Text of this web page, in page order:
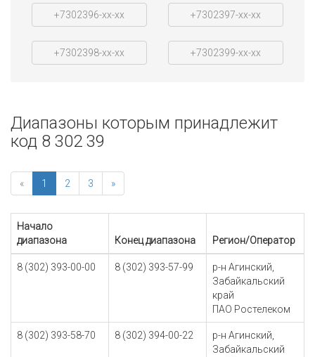
+7302396-xx-xx +7302397-xx-xx
+7302398-xx-xx +7302399-xx-xx
Диапазоны которым принадлежит
код 8 302 39
« 1 2 3 »
Начало
диапазона
Конец диапазона Регион/Оператор
8 (302) 393-00-00 8 (302) 393-57-99
р-н Агинский,
Забайкальский
край
ПАО Ростелеком
8 (302) 393-58-70 8 (302) 394-00-22
р-н Агинский,
Забайкальский